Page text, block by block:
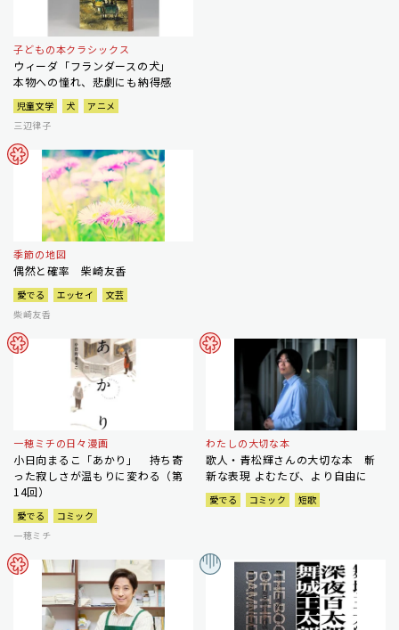
子どもの本クラシックス
ウィーダ「フランダースの犬」
本物への憧れ、悲劇にも納得感
児童文学 犬
アニメ
三辺律子
季節の地図
偶然と確率 柴崎友香
愛でる エッセイ
文芸
柴崎友香
一穂ミチの日々漫画
小日向まるこ「あかり」 持ち寄
った寂しさが温もりに変わる（第
14回）
愛でる
コミック
一穂ミチ
わたしの大切な本
歌人・青松輝さんの大切な本 斬
新な表現 よむたび、より自由に
愛でる コミック 短歌